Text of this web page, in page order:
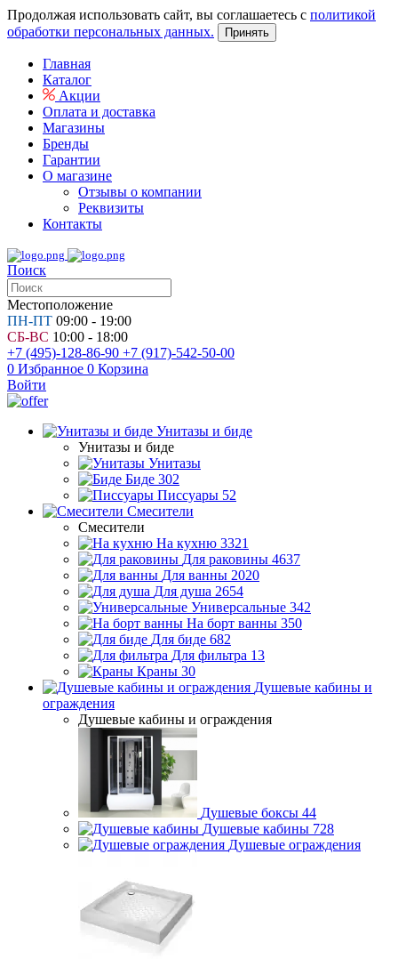
Продолжая использовать сайт, вы соглашаетесь с политикой
обработки персональных данных.
Принять
Главная
Каталог
Акции
Оплата и доставка
Магазины
Бренды
Гарантии
О магазине
Отзывы о компании
Реквизиты
Контакты
Поиск
Местоположение
ПН-ПТ 09:00 - 19:00
СБ-ВС 10:00 - 18:00
+7 (495)-128-86-90 +7 (917)-542-50-00
0 Избранное 0 Корзина
Войти
Унитазы и биде
Унитазы и биде
Унитазы
Биде 302
Писсуары 52
Смесители
Смесители
На кухню 3321
Для раковины 4637
Для ванны 2020
Для душа 2654
Универсальные 342
На борт ванны 350
Для биде 682
Для фильтра 13
Краны 30
Душевые кабины и
ограждения
Душевые кабины и ограждения
Душевые боксы 44
Душевые кабины 728
Душевые ограждения